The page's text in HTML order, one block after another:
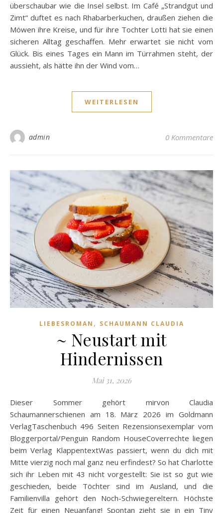
überschaubar wie die Insel selbst. Im Café „Strandgut und
Zimt“ duftet es nach Rhabarberkuchen, draußen ziehen die
Möwen ihre Kreise, und für ihre Tochter Lotti hat sie einen
sicheren Alltag geschaffen. Mehr erwartet sie nicht vom
Glück. Bis eines Tages ein Mann im Türrahmen steht, der
aussieht, als hätte ihn der Wind vom…
WEITERLESEN
admin 0 Kommentare
LIEBESROMAN , SCHAUMANN CLAUDIA
~ Neustart mit
Hindernissen
Mai 31, 2026
Dieser Sommer gehört mirvon Claudia
Schaumannerschienen am 18. März 2026 im Goldmann
VerlagTaschenbuch 496 Seiten Rezensionsexemplar vom
Bloggerportal/Penguin Random HouseCoverrechte liegen
beim Verlag KlappentextWas passiert, wenn du dich mit
Mitte vierzig noch mal ganz neu erfindest? So hat Charlotte
sich ihr Leben mit 43 nicht vorgestellt: Sie ist so gut wie
geschieden, beide Töchter sind im Ausland, und die
Familienvilla gehört den Noch-Schwiegereltern. Höchste
Zeit für einen Neuanfang! Spontan zieht sie in ein Tiny